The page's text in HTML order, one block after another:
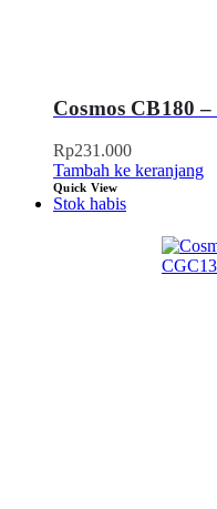
Cosmos CB180
Rp231.000
Tambah ke keranjang
Quick View
Stok habis